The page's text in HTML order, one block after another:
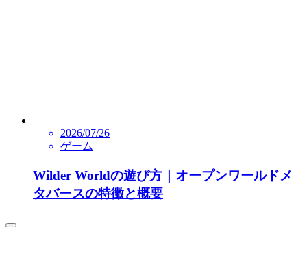
2026/07/26
ゲーム
Wilder Worldの遊び方｜オープンワールドメ
タバースの特徴と概要